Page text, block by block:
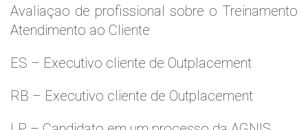
Avaliaçao de profissional sobre o Treinamento
Atendimento ao Cliente
ES – Executivo cliente de Outplacement
RB – Executivo cliente de Outplacement